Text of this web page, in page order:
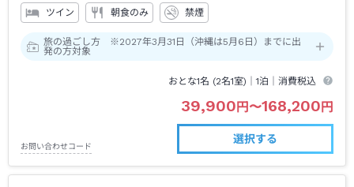
ツイン 朝食のみ 禁煙
旅の過ごし方 ※2027年3月31日（沖縄は5月6日）までに出
発の方対象
おとな1名 (2名1室)｜1泊 ｜消費税込
39,900円〜168,200円
お問い合わせコード
選択する